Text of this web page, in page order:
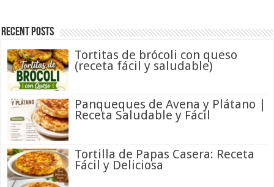
Recent Posts
Tortitas de brócoli con queso
(receta fácil y saludable)
Panqueques de Avena y Plátano |
Receta Saludable y Fácil
Tortilla de Papas Casera: Receta
Fácil y Deliciosa